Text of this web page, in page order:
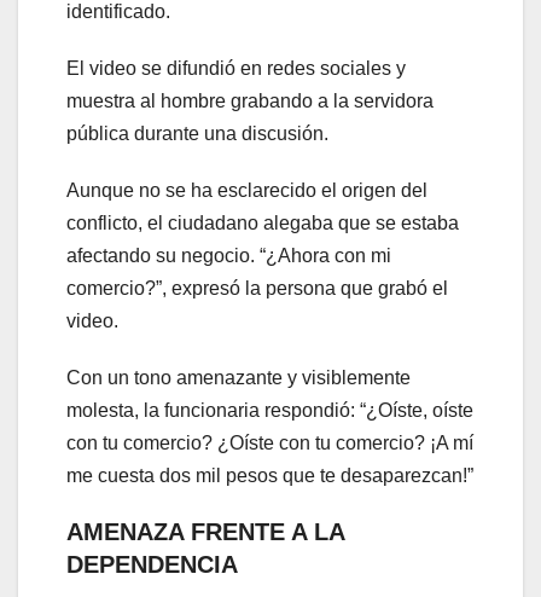
identificado.
El video se difundió en redes sociales y
muestra al hombre grabando a la servidora
pública durante una discusión.
Aunque no se ha esclarecido el origen del
conflicto, el ciudadano alegaba que se estaba
afectando su negocio. “¿Ahora con mi
comercio?”, expresó la persona que grabó el
video.
Con un tono amenazante y visiblemente
molesta, la funcionaria respondió: “¿Oíste, oíste
con tu comercio? ¿Oíste con tu comercio? ¡A mí
me cuesta dos mil pesos que te desaparezcan!”
AMENAZA FRENTE A LA
DEPENDENCIA